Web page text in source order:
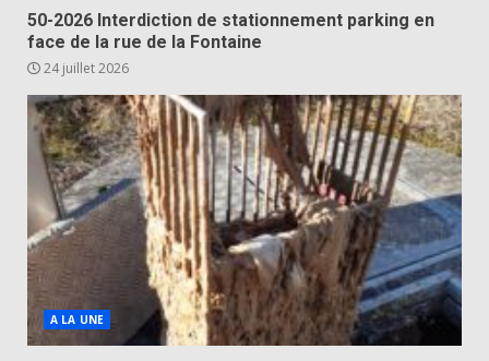
50-2026 Interdiction de stationnement parking en
face de la rue de la Fontaine
24 juillet 2026
A LA UNE